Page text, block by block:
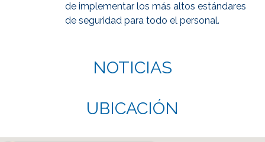
de implementar los más altos estándares
de seguridad para todo el personal.
NOTICIAS
UBICACIÓN